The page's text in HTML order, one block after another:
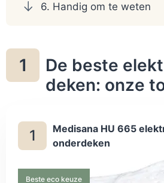
6. Handig om te weten
1
De beste
deken: onze
1
Medisana HU 665
onderdeken
Beste eco keuze